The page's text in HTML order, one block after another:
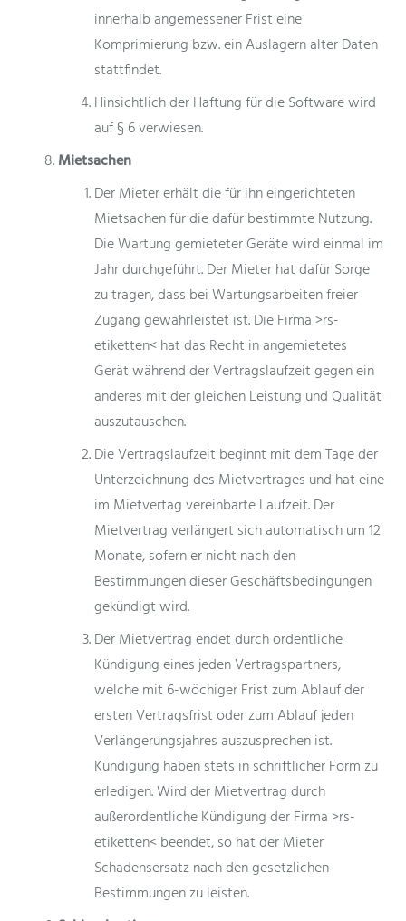
innerhalb angemessener Frist eine
Komprimierung bzw. ein Auslagern alter Daten
stattfindet.
Hinsichtlich der Haftung für die Software wird
auf § 6 verwiesen.
Mietsachen
Der Mieter erhält die für ihn eingerichteten
Mietsachen für die dafür bestimmte Nutzung.
Die Wartung gemieteter Geräte wird einmal im
Jahr durchgeführt. Der Mieter hat dafür Sorge
zu tragen, dass bei Wartungsarbeiten freier
Zugang gewährleistet ist. Die Firma >rs-
etiketten< hat das Recht in angemietetes
Gerät während der Vertragslaufzeit gegen ein
anderes mit der gleichen Leistung und Qualität
auszutauschen.
Die Vertragslaufzeit beginnt mit dem Tage der
Unterzeichnung des Mietvertrages und hat eine
im Mietvertag vereinbarte Laufzeit. Der
Mietvertrag verlängert sich automatisch um 12
Monate, sofern er nicht nach den
Bestimmungen dieser Geschäftsbedingungen
gekündigt wird.
Der Mietvertrag endet durch ordentliche
Kündigung eines jeden Vertragspartners,
welche mit 6-wöchiger Frist zum Ablauf der
ersten Vertragsfrist oder zum Ablauf jeden
Verlängerungsjahres auszusprechen ist.
Kündigung haben stets in schriftlicher Form zu
erledigen. Wird der Mietvertrag durch
außerordentliche Kündigung der Firma >rs-
etiketten< beendet, so hat der Mieter
Schadensersatz nach den gesetzlichen
Bestimmungen zu leisten.